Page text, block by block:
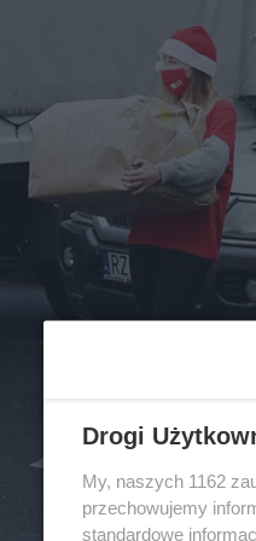
Drogi
My, naszych 1162
przechowujemy
standardowe